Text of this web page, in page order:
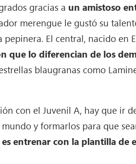
gracias a un amistoso
merengue le gustó su
El central, nacido en
que lo diferencian de los
blaugranas como
con el Juvenil A, hay que ir
y formarlos para que
entrenar con la plantilla de